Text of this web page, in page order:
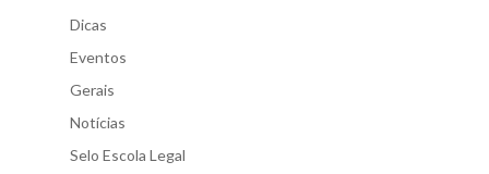
Dicas
Eventos
Gerais
Notícias
Selo Escola Legal